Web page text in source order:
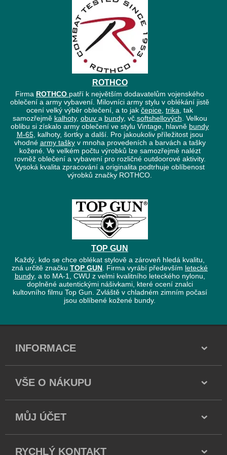
ROTHCO
Firma ROTHCO patří k největším dodavatelům vojenského
oblečení a army vybavení. Milovníci army stylu v oblékání jistě
ocení velký výběr oblečení, a to jak čepice trika , tak
samozřejmě kalhoty, obuv a bundy, vč. softshellových . Velkou
oblibu si získalo army oblečení ve stylu Vintage, hlavně bundy
M-65, kalhoty, šortky a další. Pro jakoukoliv příležitost jsou
vhodné army taškyv mnoha provedeních a barvách a tašky
kožené. Ve velkém počtu výrobků lze samozřejmě nalézt
rovněž oblečení a vybavení pro rozličné outdoorové aktivity.
Vysoká kvalita zpracování a originalita podtrhuje oblíbenost
výrobků značky ROTHCO.
TOP GUN
Každý, kdo se chce oblékat stylově a zároveň hledá kvalitu,
zná určitě značku TOP GUN . Firma vyrábí především letecké
bundy, a to MA-1, CWU z velmi kvalitního leteckého nylonu,
doplněné autentickými nášivkami, které ocení znalci
kultovního filmu Top Gun. Zvláště v chladném zimním počasí
jsou oblíbené kožené bundy.
INFORMACE
VŠE O NÁKUPU
MŮJ ÚČET
RYCHLÝ KONTAKT